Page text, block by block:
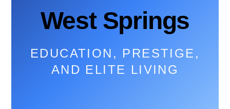
West Springs
EDUCATION, PRESTIGE,
AND ELITE LIVING